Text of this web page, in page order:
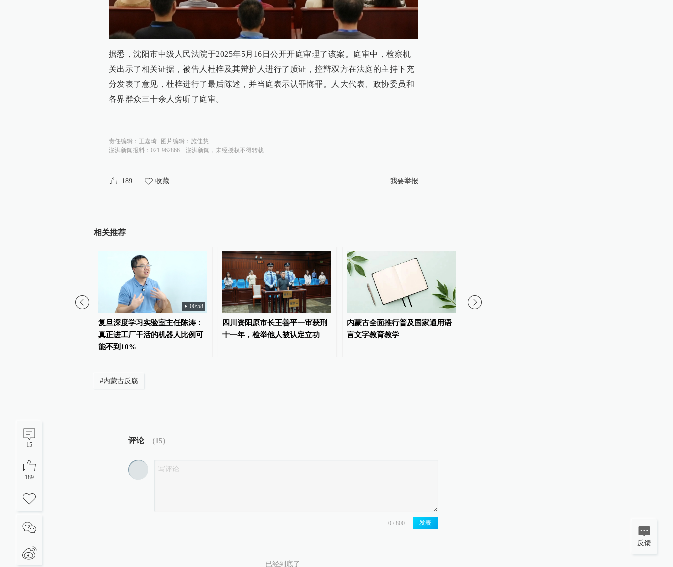
15
189
据悉，沈阳市中级人民法院于2025年5月16日公开开庭审理了该案。庭审中，检察机
关出示了相关证据，被告人杜梓及其辩护人进行了质证，控辩双方在法庭的主持下充
分发表了意见，杜梓进行了最后陈述，并当庭表示认罪悔罪。人大代表、政协委员和
各界群众三十余人旁听了庭审。
责任编辑： 王嘉琦 图片编辑： 施佳慧
澎湃新闻报料：021-962866
澎湃新闻，未经授权不得转载
189 收藏 我要举报
相关推荐
1 00:58
复旦深度学习实验室主任陈涛：
真正进工厂干活的机器人比例可
能不到10%
四川资阳原市长王善平一审获刑
十一年，检举他人被认定立功
内蒙古全面推行普及国家通用语
言文字教育教学
#内蒙古反腐
评论 （15）
发表
已经到底了
反馈